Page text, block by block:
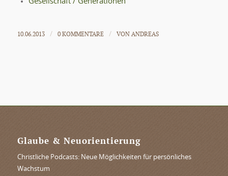
10.06.2013 / 0 KOMMENTARE / VONANDREAS
Glaube & Neuorientierung
Christliche Podcasts: Neue Möglichkeiten für persönliches
Wachstum